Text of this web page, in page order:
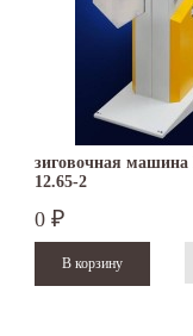
зиговочная машина
12.65-2
0 ₽